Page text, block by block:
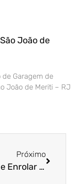
João de
de Garagem de
João de Meriti – RJ
Próximo
Portão de Enrolar em Osasco – SP